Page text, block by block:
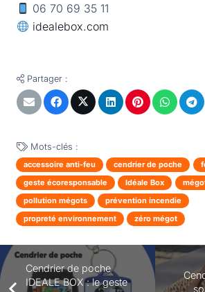
06 70 69 35 11
idealebox.com
Partager :
Mots-clés :
accessoire anti-feu cendrier de poche
geste écoresponsable
Idéale Box
pollution mégots
prévention incendie
propreté environnement
zéro mégot
Cendrier de poche
IDEALE BOX : le geste